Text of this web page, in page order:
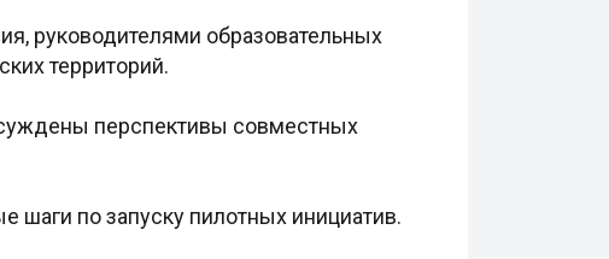
руководителями образовательных
территорий.
перспективы совместных
шаги по запуску пилотных инициатив.